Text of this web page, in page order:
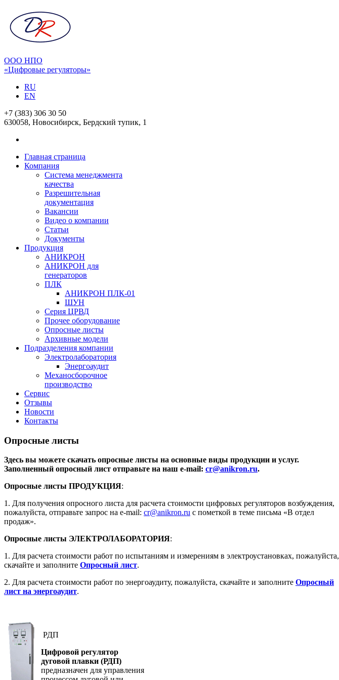
ООО НПО
«Цифровые регуляторы»
RU
EN
+7 (383) 306 30 50
630058, Новосибирск, Бердский тупик, 1
Главная страница
Компания
Система менеджмента
качества
Разрешительная
документация
Вакансии
Видео о компании
Статьи
Документы
Продукция
АНИКРОН
АНИКРОН для
генераторов
ПЛК
АНИКРОН ПЛК-01
ШУН
Серия ЦРВД
Прочее оборудование
Опросные листы
Архивные модели
Подразделения компании
Электролаборатория
Энергоаудит
Механосборочное
производство
Сервис
Отзывы
Новости
Контакты
Опросные листы
Здесь вы можете скачать опросные листы на основные виды продукции и услуг.
Заполненный опросный лист отправьте на наш e-mail: cr@anikron.ru.
Опросные листы ПРОДУКЦИЯ:
1. Для получения опросного листа для расчета стоимости цифровых регуляторов возбуждения,
пожалуйста, отправьте запрос на e-mail: cr@anikron.ru с пометкой в теме письма «В отдел
продаж».
Опросные листы ЭЛЕКТРОЛАБОРАТОРИЯ:
1. Для расчета стоимости работ по испытаниям и измерениям в электроустановках, пожалуйста,
скачайте и заполните Опросный лист.
2. Для расчета стоимости работ по энергоаудиту, пожалуйста, скачайте и заполните Опросный
лист на энергоаудит.
РДП
Цифровой регулятор
дуговой плавки (РДП)
предназначен для управления